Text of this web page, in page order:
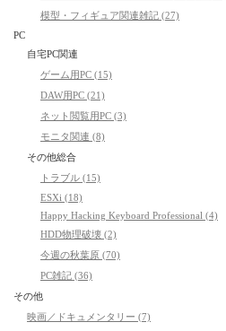
模型・フィギュア関連雑記 (27)
PC
自宅PC関連
ゲーム用PC (15)
DAW用PC (21)
ネット閲覧用PC (3)
モニタ関連 (8)
その他総合
トラブル (15)
ESXi (18)
Happy Hacking Keyboard Professional (4)
HDD物理破壊 (2)
今週の秋葉原 (70)
PC雑記 (36)
その他
映画／ドキュメンタリー (7)